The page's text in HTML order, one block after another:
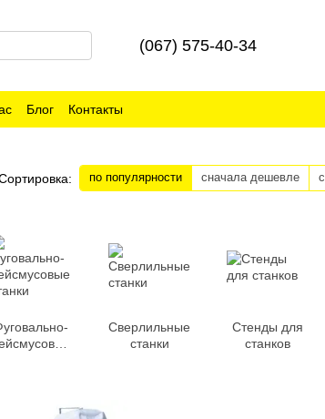
(067) 575-40-34
Блог Контакты
по популярности сначала дешевле
Сверлильные
станки
Стенды для
станков